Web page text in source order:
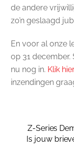
de andere
zo’n geslaagd
En voor al onze
op 31
nu nog in. Klik
inzendingen
Z-Series
Is jouw